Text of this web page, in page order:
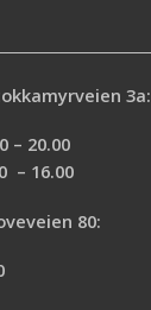
3a:
– 20.00
16.00
80: